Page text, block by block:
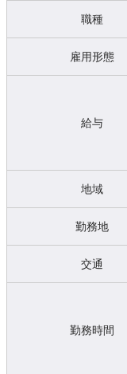
職種
雇用形態
給与
地域
勤務地
交通
勤務時間